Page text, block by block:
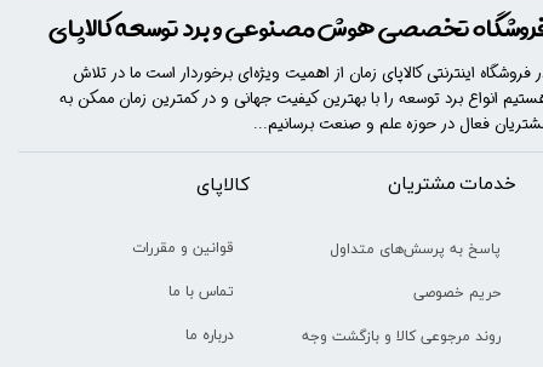
خدمات مشتریان
پاسخ به پرسش‌های متداول
حریم خصوصی
روند مرجوعی کالا و بازگشت وجه
​​کالاپای
قوانین و مقررات
تماس با ما
درباره ما
تخصصی هوش مصنوعی و برد توسعه کالاپای
فروشگاه اینترنتی کالاپای زمان از اهمیت ویژه‌ای برخوردار است ما در تلاش
انواع برد توسعه را با​​​ بهترین کیفیت جهانی و در کمترین زمان ممکن به
فعال در حوزه علم و صنعت برسانیم...